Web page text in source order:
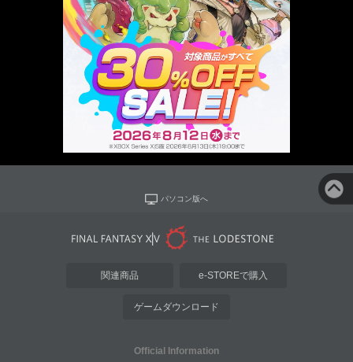
パソコン版へ
関連商品 e-STOREで購入
ゲームダウンロード
Official Information